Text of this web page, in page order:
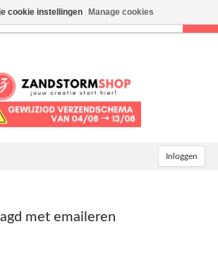
Inloggen
met emaileren
cookie instellingen Manage cookies